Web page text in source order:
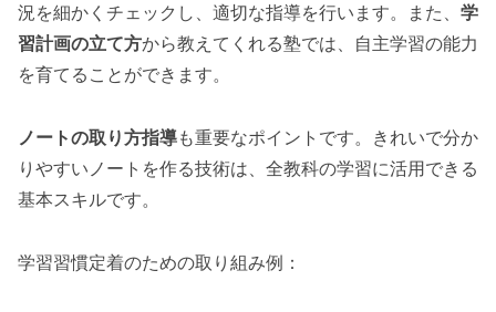
況を細かくチェックし、適切な指導を行います。また、 学
習計画の立て方から教えてくれる塾では、自主学習の能力
を育てることができます。
ノートの取り方指導も重要なポイントです。きれいで分か
りやすいノートを作る技術は、全教科の学習に活用できる
基本スキルです。
学習習慣定着のための取り組み例：